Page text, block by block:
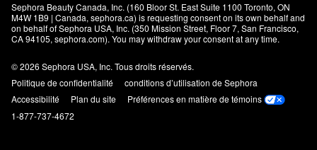
Sephora Beauty Canada, Inc. (160 Bloor St. East Suite 1100 Toronto, ON
M4W 1B9 | Canada, sephora.ca) is requesting consent on its own behalf and
on behalf of Sephora USA, Inc. (350 Mission Street, Floor 7, San Francisco,
CA 94105, sephora.com). You may withdraw your consent at any time.
© 2026 Sephora USA, Inc. Tous droits réservés.
Politique de confidentialité
conditions d’utilisation de Sephora
Accessibilité
Plan du site
Préférences en matière de témoins
1-877-737-4672